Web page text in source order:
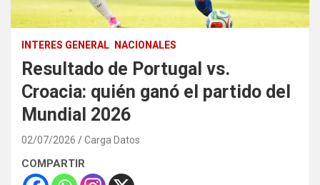
INTERES GENERAL NACIONALES
Resultado de Portugal vs.
Croacia: quién ganó el partido del
Mundial 2026
02/07/2026 Carga Datos
COMPARTIR